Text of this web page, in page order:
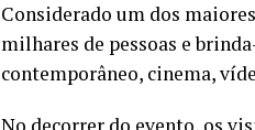
Considerado um dos
milhares de pessoas e
contemporâneo, cinema,